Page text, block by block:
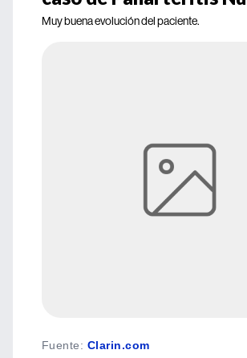
Muy buena evolución del paciente.
Fuente: Clarin.com